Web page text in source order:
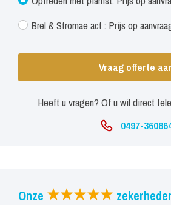
Brel & Stromae act : Prijs op
Vraag offerte
Heeft u vragen? Of u wil direct
0497-
Onze